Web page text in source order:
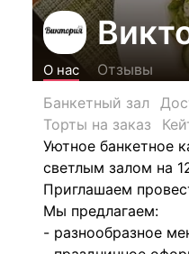
О нас
Отзывы
Банкетный зал
Торты на заказ
Уютное банкетное
светлым залом на
Приглашаем
Мы предлагаем:
- разнообразное